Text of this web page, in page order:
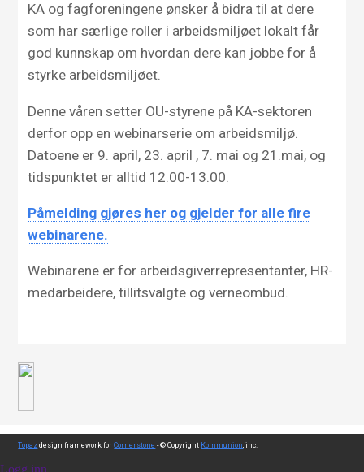
KA og fagforeningene ønsker å bidra til at dere
som har særlige roller i arbeidsmiljøet lokalt får
god kunnskap om hvordan dere kan jobbe for å
styrke arbeidsmiljøet.
Denne våren setter OU-styrene på KA-sektoren
derfor opp en webinarserie om arbeidsmiljø.
Datoene er 9. april, 23. april , 7. mai og 21.mai, og
tidspunktet er alltid 12.00-13.00.
Påmelding gjøres her og gjelder for alle fire
webinarene.
Webinarene er for arbeidsgiverrepresentanter, HR-
medarbeidere, tillitsvalgte og verneombud.
Topaz design framework forCornerstone - © Copyright Kommunion, inc.
Logg inn